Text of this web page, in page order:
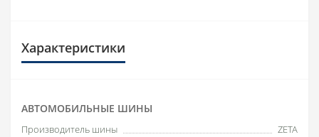
Характеристики
АВТОМОБИЛЬНЫЕ ШИНЫ
Производитель шины
ZETA